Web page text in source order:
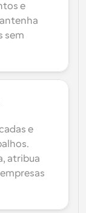
e
sem
e
atribua